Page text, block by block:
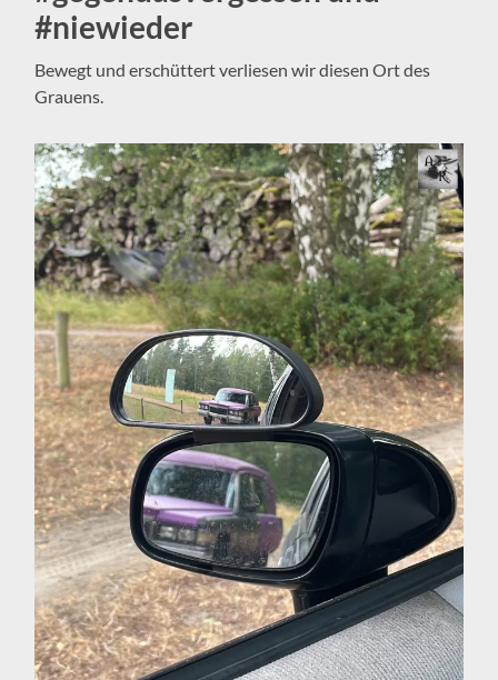
#niewieder
Bewegt und erschüttert verliesen wir diesen Ort des
Grauens.